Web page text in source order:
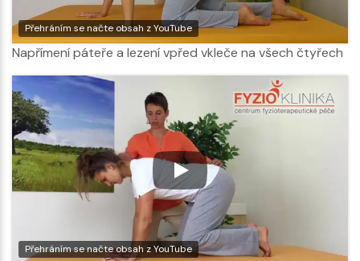
Přehráním se načte obsah z YouTube
Napřímení páteře a lezení vpřed vkleče na všech čtyřech
Přehráním se načte obsah z YouTube